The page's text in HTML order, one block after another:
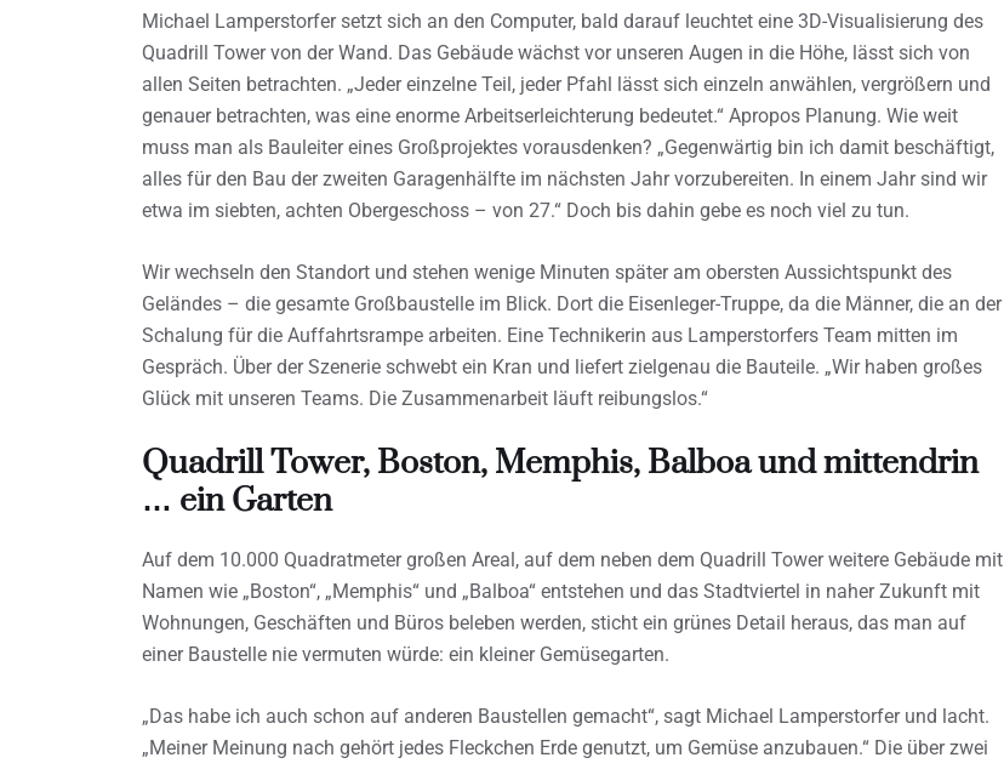
Michael Lamperstorfer setzt sich an den Computer, bald darauf leuchtet eine 3D-Visualisierung des
Quadrill Tower von der Wand. Das Gebäude wächst vor unseren Augen in die Höhe, lässt sich von
allen Seiten betrachten. „Jeder einzelne Teil, jeder Pfahl lässt sich einzeln anwählen, vergrößern und
genauer betrachten, was eine enorme Arbeitserleichterung bedeutet.“ Apropos Planung. Wie weit
muss man als Bauleiter eines Großprojektes vorausdenken? „Gegenwärtig bin ich damit beschäftigt,
alles für den Bau der zweiten Garagenhälfte im nächsten Jahr vorzubereiten. In einem Jahr sind wir
etwa im siebten, achten Obergeschoss – von 27.“ Doch bis dahin gebe es noch viel zu tun.
Wir wechseln den Standort und stehen wenige Minuten später am obersten Aussichtspunkt des
Geländes – die gesamte Großbaustelle im Blick. Dort die Eisenleger-Truppe, da die Männer, die an der
Schalung für die Auffahrtsrampe arbeiten. Eine Technikerin aus Lamperstorfers Team mitten im
Gespräch. Über der Szenerie schwebt ein Kran und liefert zielgenau die Bauteile. „Wir haben großes
Glück mit unseren Teams. Die Zusammenarbeit läuft reibungslos.“
Quadrill Tower, Boston, Memphis, Balboa und mittendrin
… ein Garten
Auf dem 10.000 Quadratmeter großen Areal, auf dem neben dem Quadrill Tower weitere Gebäude mit
Namen wie „Boston“, „Memphis“ und „Balboa“ entstehen und das Stadtviertel in naher Zukunft mit
Wohnungen, Geschäften und Büros beleben werden, sticht ein grünes Detail heraus, das man auf
einer Baustelle nie vermuten würde: ein kleiner Gemüsegarten.
„Das habe ich auch schon auf anderen Baustellen gemacht“, sagt Michael Lamperstorfer und lacht.
„Meiner Meinung nach gehört jedes Fleckchen Erde genutzt, um Gemüse anzubauen.“ Die über zwei